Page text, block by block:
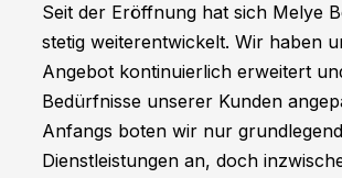
Seit der Eröffnung hat sich Melye
stetig weiterentwickelt. Wir haben
Angebot kontinuierlich erweitert
Bedürfnisse unserer Kunden
Anfangs boten wir nur
Dienstleistungen an, doch